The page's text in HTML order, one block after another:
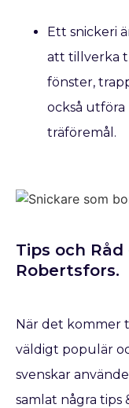
Ett snickeri
att tillverka
fönster,
också
träföremål.
Tips och
Robertsfors.
När det kommer
väldigt populär
svenskar
samlat några tips